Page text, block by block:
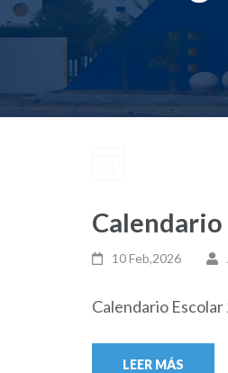
Calendario
10 Feb,2026
Calendario Escolar
LEER MÁS